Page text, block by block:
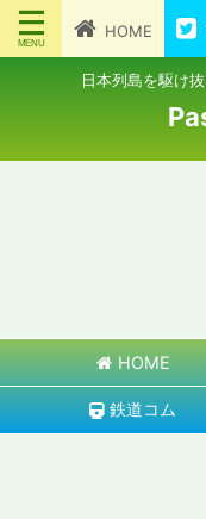
HOME
日本列島を駆け
HOME
鉄道コム